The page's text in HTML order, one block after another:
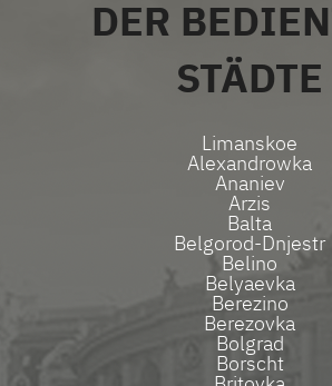
DER
STÄDTE
Limanskoe
Alexandrowka
Ananiev
Arzis
Balta
Belgorod-Dnjestr
Belino
Belyaevka
Berezino
Berezovka
Bolgrad
Borscht